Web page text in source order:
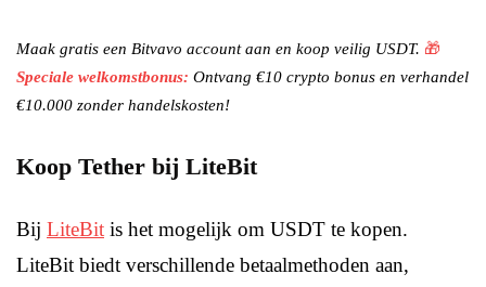
Maak gratis een Bitvavo account aan en koop veilig USDT. 🎁
Speciale welkomstbonus: Ontvang €10 crypto bonus en verhandel
€10.000 zonder handelskosten!
Koop Tether bij LiteBit
Bij LiteBit is het mogelijk om USDT te kopen.
LiteBit biedt verschillende betaalmethoden aan,